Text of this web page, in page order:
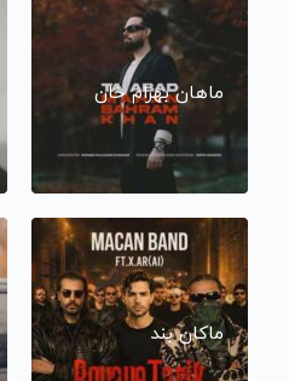
ماهان بهرام خان
ماکان بند